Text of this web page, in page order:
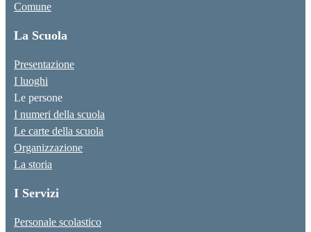
Comune
La Scuola
Presentazione
I luoghi
Le persone
I numeri della scuola
Le carte della scuola
Organizzazione
La storia
I Servizi
Personale scolastico